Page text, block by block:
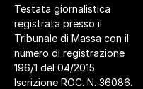
Testata giornalistica
registrata presso il
Tribunale di Massa con il
numero di registrazione
196/1 del 04/2015.
Iscrizione ROC. N. 36086.